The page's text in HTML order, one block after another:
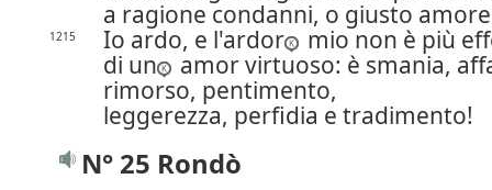
a ragione condanni, o giusto
1215 Io ardo, e l'ardor
mio non è più
di un
amor virtuoso: è smania,
rimorso, pentimento,
leggerezza, perfidia e tradimento!
N° 25 Rondò